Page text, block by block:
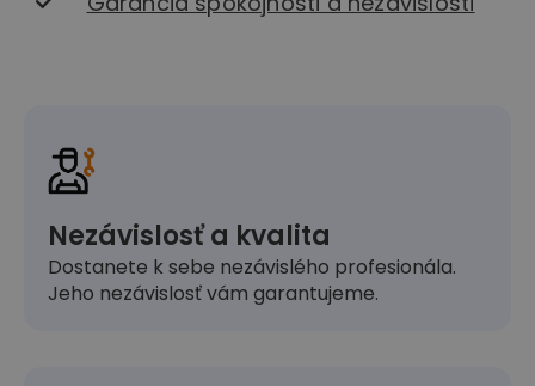
Nezávislosť a kvalita
Dostanete k sebe nezávislého profesionála.
Jeho nezávislosť vám garantujeme.